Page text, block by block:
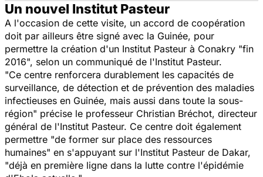
Un nouvel Institut Pasteur
A l'occasion de cette visite, un accord de coopération
doit par ailleurs être signé avec la Guinée, pour
permettre la création d'un Institut Pasteur à Conakry "fin
2016", selon un communiqué de l'Institut Pasteur.
"Ce centre renforcera durablement les capacités de
surveillance, de détection et de prévention des maladies
infectieuses en Guinée, mais aussi dans toute la sous-
région" précise le professeur Christian Bréchot, directeur
général de l'Institut Pasteur. Ce centre doit également
permettre "de former sur place des ressources
humaines" en s'appuyant sur l'Institut Pasteur de Dakar,
"déjà en première ligne dans la lutte contre l'épidémie